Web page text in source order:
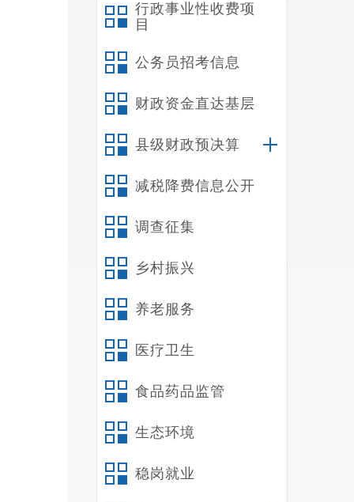
行政事业性收费项
目
公务员招考信息
财政资金直达基层
县级财政预决算
减税降费信息公开
调查征集
乡村振兴
养老服务
医疗卫生
食品药品监管
生态环境
稳岗就业